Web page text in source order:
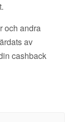
och andra
av
cashback